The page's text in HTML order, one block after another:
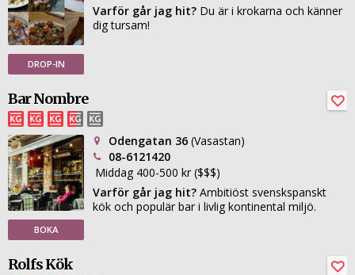
DROP-IN
Varför går jag hit? Du är i krokarna och känner
dig tursam!
Bar Nombre
BOKA
Odengatan 36 (Vasastan)
08-6121420
Middag 400-500 kr ($$$)
Varför går jag hit? Ambitiöst svenskspanskt
kök och populär bar i livlig kontinental miljö.
Rolfs Kök